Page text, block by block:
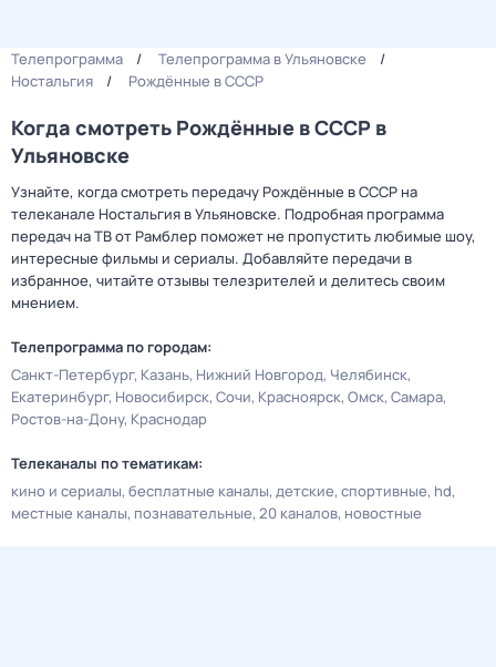
Телепрограмма
Телепрограмма в Ульяновске
Ностальгия
Рождённые в СССР
Когда смотреть Рождённые в СССР в
Ульяновске
Узнайте, когда смотреть передачу Рождённые в СССР на
телеканале Ностальгия в Ульяновске. Подробная программа
передач на ТВ от Рамблер поможет не пропустить любимые шоу,
интересные фильмы и сериалы. Добавляйте передачи в
избранное, читайте отзывы телезрителей и делитесь своим
мнением.
Телепрограмма по городам:
Санкт-Петербург Казань Нижний Новгород Челябинск
Екатеринбург Новосибирск Сочи Красноярск Омск Самара
Ростов-на-Дону Краснодар
Телеканалы по тематикам:
кино и сериалы бесплатные каналы детские спортивные hd
местные каналы познавательные 20 каналов новостные